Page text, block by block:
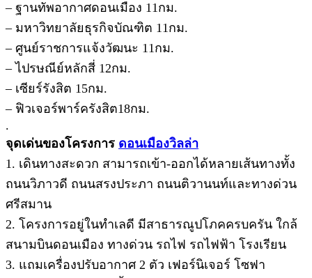
– ฐานทัพอากาศดอนเมือง 11กม.
– มหาวิทยาลัยธุรกิจบัณฑิต 11กม.
– ศูนย์ราชการแจ้งวัฒนะ 11กม.
– ไปรษณีย์หลักสี่ 12กม.
– เซียร์รังสิต 15กม.
– ฟิวเจอร์พาร์ครังสิต18กม.
.
จุดเด่นของโครงการ ดอนเมืองวิลล่า
1. เดินทางสะดวก สามารถเข้า-ออกได้หลายเส้นทางทั้ง
ถนนวิภาวดี ถนนสรงประภา ถนนติวานนท์และทางด่วน
ศรีสมาน
2. โครงการอยู่ในทำเลดี มีสาธารณูปโภคครบครัน ใกล้
สนามบินดอนเมือง ทางด่วน รถไฟ รถไฟฟ้า โรงเรียน
3. แถมเครื่องปรับอากาศ 2 ตัว เฟอร์นิเจอร์ โซฟา